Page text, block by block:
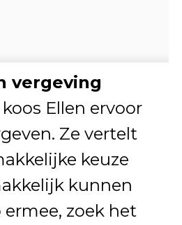
vergeving
Ellen ervoor
Ze vertelt
keuze
kunnen
zoek het